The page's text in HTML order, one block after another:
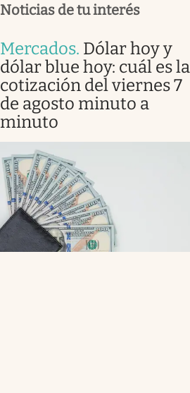
Noticias de tu interés
Mercados. Dólar hoy y
dólar blue hoy: cuál es la
cotización del viernes 7
de agosto minuto a
minuto